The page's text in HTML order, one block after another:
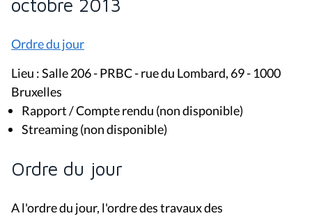
octobre 2013
Ordre du jour
Lieu : Salle 206 - PRBC - rue du Lombard, 69 - 1000
Bruxelles
Rapport / Compte rendu (non disponible)
Streaming (non disponible)
Ordre du jour
A l'ordre du jour, l'ordre des travaux des